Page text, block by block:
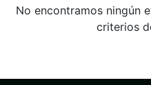
No encontramos ningún
criterios